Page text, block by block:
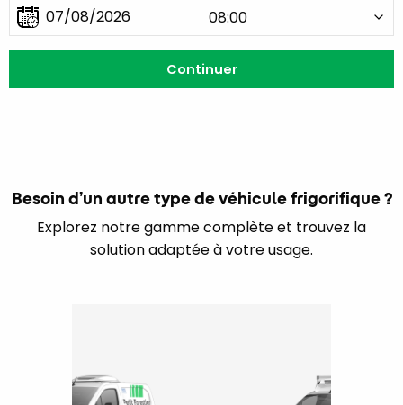
Besoin d’un autre type de véhicule frigorifique ?
Explorez notre gamme complète et trouvez la
solution adaptée à votre usage.